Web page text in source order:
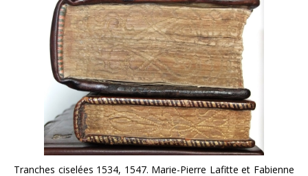
Tranches ciselées 1534, 1547. Marie-Pierre Lafitte et Fabienne